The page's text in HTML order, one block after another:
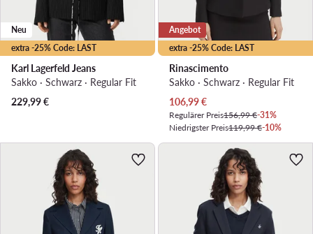
extra -25% Code: LAST
Neu
Karl Lagerfeld Jeans
Sakko · Schwarz · Regular Fit
229,99€
extra -25% Code: LAST
Angebot
Rinascimento
Sakko · Schwarz · Regular Fit
Aktueller Preis
106,99€
Regulärer Preis156,99 €-31%
Niedrigster Preis119,99 €-10%